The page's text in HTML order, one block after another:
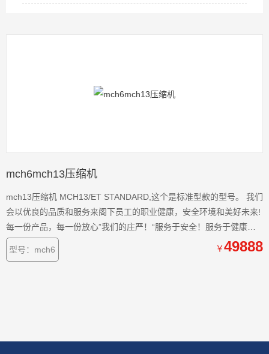
mch6mch13压缩机
mch13压缩机 MCH13/ET STANDARD,这个是标准型款的型号。 我们
会以优良的品质和服务来阁下员工的职业健康，安全环境和美好未来!
每一份产品，每一份放心”我们的庄严！“服务于安全！服务于健康！”
是我们的目标！我们将给您的员工提供安全保护 。 中国的呼吸器压缩
机供应商-济宁科尔奇机电设备有限公司，供应商：中屹消防装备（山
型号：mch6 ￥49888